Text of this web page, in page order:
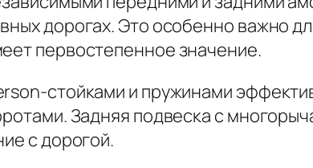
дорогах. Это особенно важно
первостепенное значение.
стойками и пружинами
Задняя подвеска с
с дорогой.